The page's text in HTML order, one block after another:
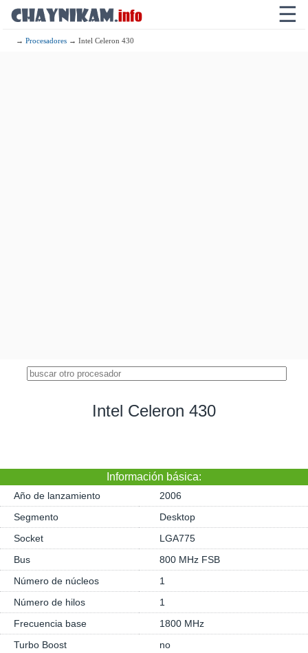
☰
→Procesadores → Intel Celeron 430
Intel Celeron 430
Información básica:
Año de lanzamiento
2006
Segmento
Desktop
Socket
LGA775
Bus
800 MHz FSB
Número de núcleos
1
Número de hilos
1
Frecuencia base
1800 MHz
Turbo Boost
no